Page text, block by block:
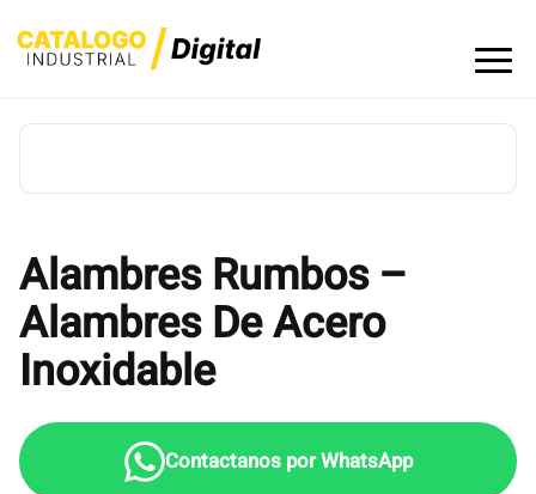
to
Alambres Rumbos –
Alambres De Acero
Inoxidable